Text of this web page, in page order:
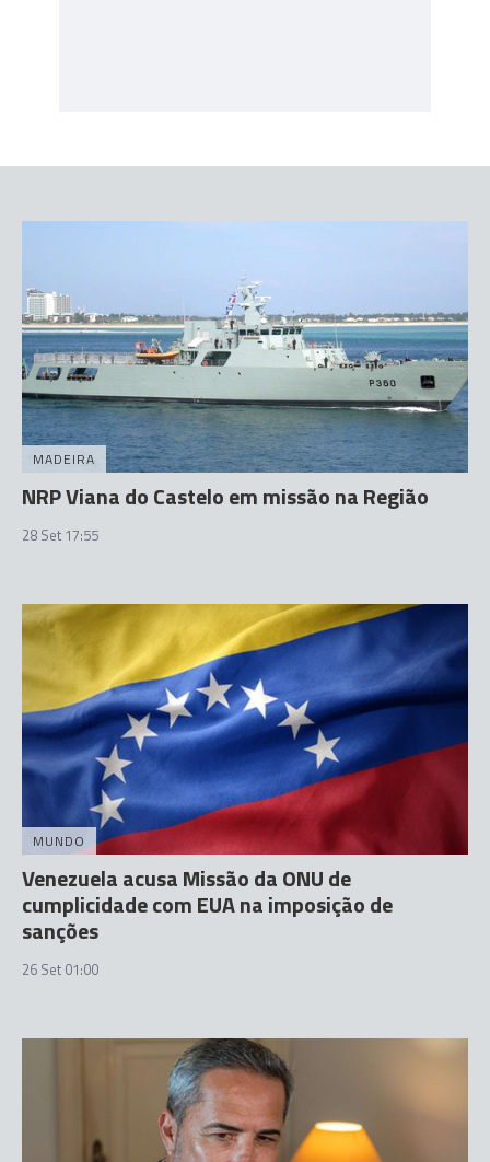
MADEIRA
NRP Viana do Castelo em missão na Região
28 Set 17:55
MUNDO
Venezuela acusa Missão da ONU de
cumplicidade com EUA na imposição de
sanções
26 Set 01:00